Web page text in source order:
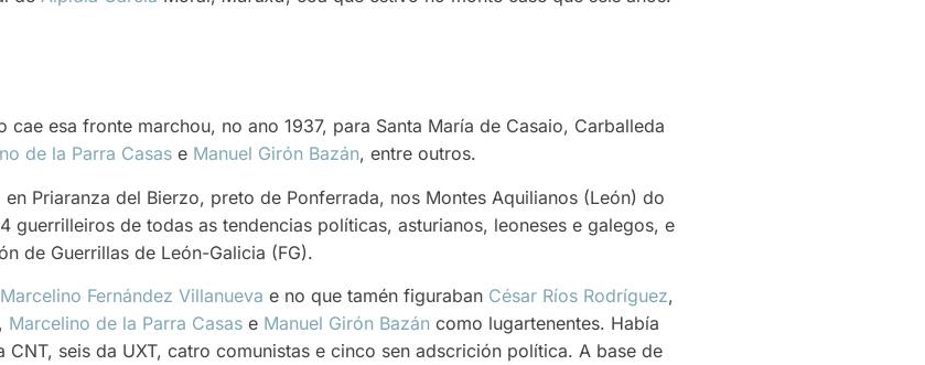
cae esa fronte marchou, no ano 1937, para Santa María de Casaio, Carballeda
de la Parra Casas e Manuel Girón Bazán, entre outros.
en Priaranza del Bierzo, preto de Ponferrada, nos Montes Aquilianos (León) do
guerrilleiros de todas as tendencias políticas, asturianos, leoneses e galegos, e
de Guerrillas de León-Galicia (FG).
Marcelino Fernández Villanueva e no que tamén figuraban César Ríos Rodríguez,
, Marcelino de la Parra Casas e Manuel Girón Bazán como lugartenentes. Había
seis da UXT, catro comunistas e cinco sen adscrición política. A base de